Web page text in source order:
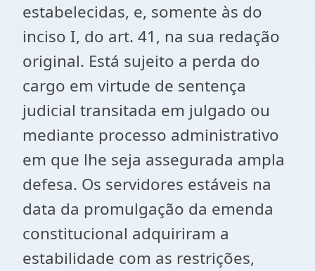
estabelecidas, e, somente às do
inciso I, do art. 41, na sua redação
original. Está sujeito a perda do
cargo em virtude de sentença
judicial transitada em julgado ou
mediante processo administrativo
em que lhe seja assegurada ampla
defesa. Os servidores estáveis na
data da promulgação da emenda
constitucional adquiriram a
estabilidade com as restrições,